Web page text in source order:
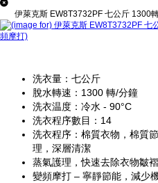
伊萊克斯 EW8T3732PF 七公斤 1300
洗衣量：七公斤
脫水轉速：1300 轉/分鐘
洗衣温度：冷水 - 90°C
洗衣程序數目：14
洗衣程序：棉質衣物，棉質
理，深層清潔
蒸氣護理，快速去除衣物皺
變頻摩打 – 寧靜節能，減少